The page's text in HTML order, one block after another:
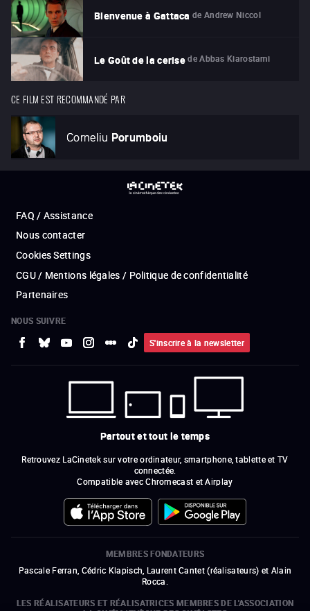
Bienvenue à Gattaca de Andrew Niccol
Le Goût de la cerise de Abbas Kiarostami
CE FILM EST RECOMMANDÉ PAR
Corneliu Porumboiu
FAQ / Assistance
Nous contacter
Cookies Settings
CGU / Mentions légales / Politique de confidentialité
Partenaires
NOUS SUIVRE
S'inscrire à la newsletter
Partout et tout le temps
Retrouvez LaCinetek sur votre ordinateur, smartphone, tablette et TV
connectée.
Compatible avec Chromecast et Airplay
MEMBRES FONDATEURS
Pascale Ferran, Cédric Klapisch, Laurent Cantet (réalisateurs) et Alain
Rocca.
LES RÉALISATEURS ET RÉALISATRICES MEMBRES DE L'ASSOCIATION